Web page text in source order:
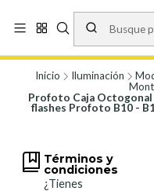
Vísita nuestro local en Los
19.00, Sábados 10:00 a 19:00 y
Inicio Iluminación
Profoto Caja Octogonal
flashes Profoto B10 -
Términos y
condiciones
¿Tienes